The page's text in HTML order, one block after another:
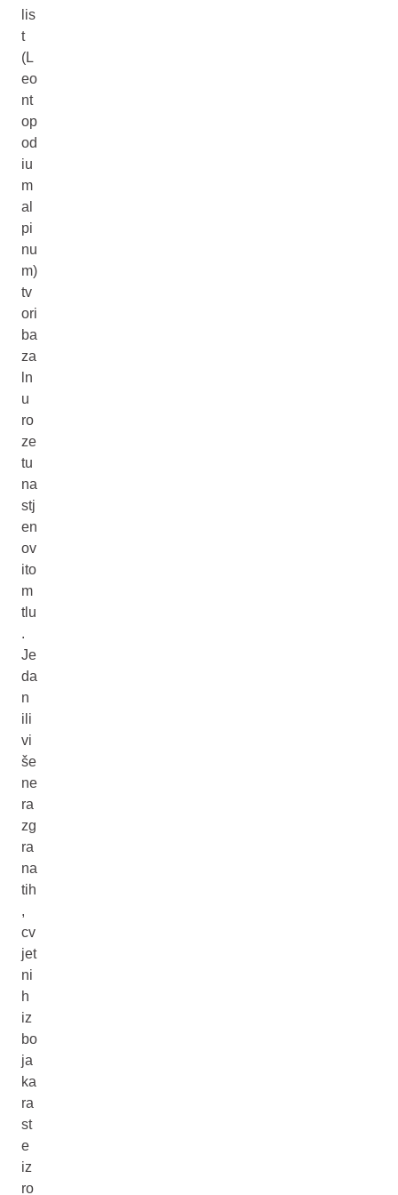
lis
t
(L
eo
nt
op
od
iu
m
al
pi
nu
m)
tv
ori
ba
za
ln
u
ro
ze
tu
na
stj
en
ov
ito
m
tlu
.
Je
da
n
ili
vi
še
ne
ra
zg
ra
na
tih
,
cv
jet
ni
h
iz
bo
ja
ka
ra
st
e
iz
ro